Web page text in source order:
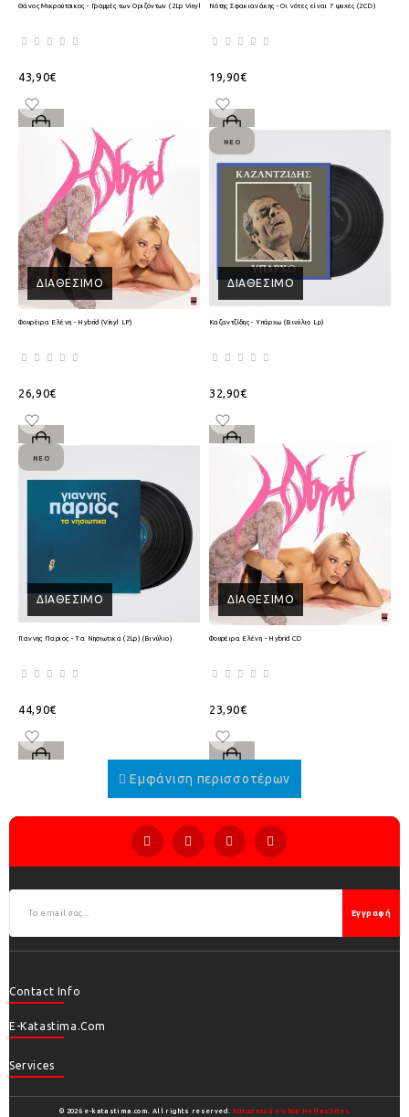
Θάνος Μικρούτσικος - Γραμμές των Οριζόντων (2Lp Vinyl)
43,90€
Νότης Σφακιανάκης - Οι νότες είναι 7 ψυχές (2CD)
19,90€
ΔΙΑΘΈΣΙΜΟ
Φουρέιρα Ελένη - Hybrid (Vinyl LP)
26,90€
ΔΙΑΘΈΣΙΜΟ
ΝΈΟ
Καζαντζίδης - Υπάρχω (Βινύλιο Lp)
32,90€
ΔΙΑΘΈΣΙΜΟ
ΝΈΟ
Γιαννης Παριος - Τα Νησιωτικα (2Lp) (Βινύλιο)
44,90€
ΔΙΑΘΈΣΙΜΟ
Φουρέιρα Ελένη - Hybrid CD
23,90€
Εγγραφή
Contact Info
E-Katastima.com
Services
© 2026 e-katastima.com. All rights reserved. Κατασκευή e-shop HellasSites